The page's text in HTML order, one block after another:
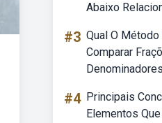
Abaixo
#3 Qual O
Comparar
#4 Principais
Elementos